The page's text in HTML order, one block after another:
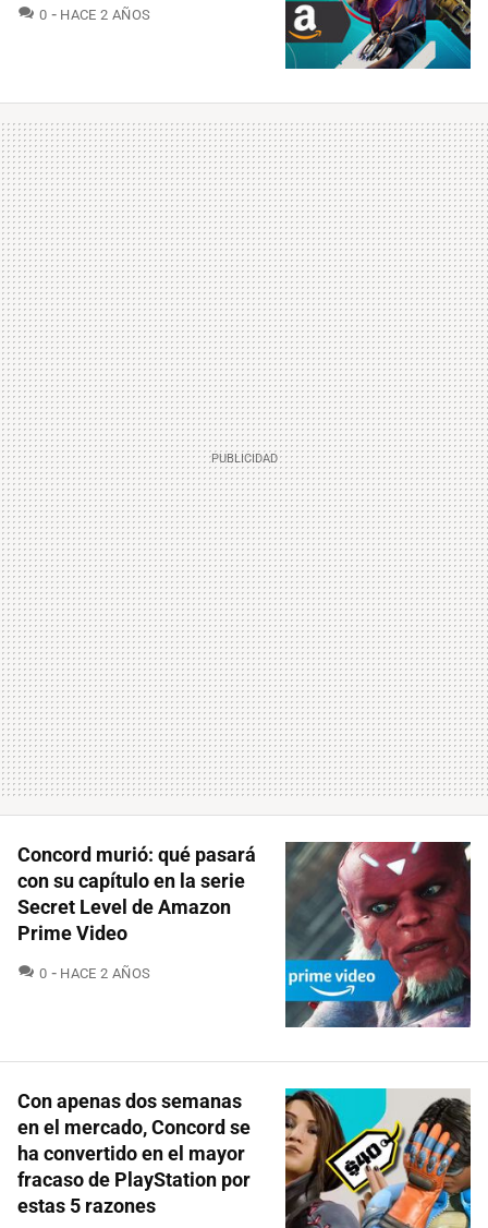
0 COMENTARIOS
HACE 2 AÑOS
Concord murió: qué pasará
con su capítulo en la serie
Secret Level de Amazon
Prime Video
0 COMENTARIOS
HACE 2 AÑOS
Con apenas dos semanas
en el mercado, Concord se
ha convertido en el mayor
fracaso de PlayStation por
estas 5 razones